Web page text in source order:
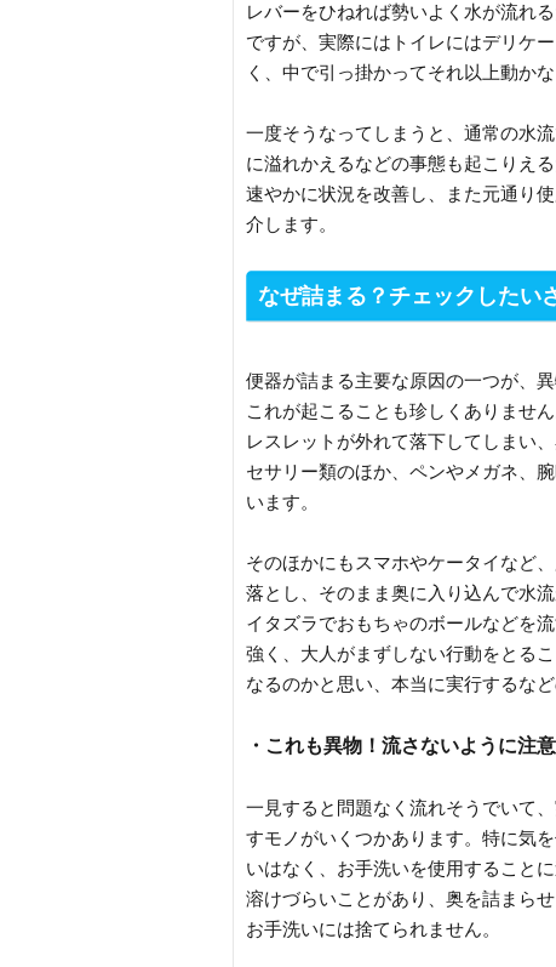
レバーをひねれば勢いよく水が流れ
ですが、実際にはトイレにはデリケ
く、中で引っ掛かってそれ以上動か
一度そうなってしまうと、通常の水
に溢れかえるなどの事態も起こりえ
速やかに状況を改善し、また元通り
介します。
なぜ詰まる？チェックしたい
便器が詰まる主要な原因の一つが、
これが起こることも珍しくありませ
レスレットが外れて落下してしまい
セサリー類のほか、ペンやメガネ、
います。
そのほかにもスマホやケータイなど
落とし、そのまま奥に入り込んで水
イタズラでおもちゃのボールなどを
強く、大人がまずしない行動をとる
なるのかと思い、本当に実行するな
・これも異物！流さないように注
一見すると問題なく流れそうでいて
すモノがいくつかあります。特に気
いはなく、お手洗いを使用すること
溶けづらいことがあり、奥を詰まら
お手洗いには捨てられません。